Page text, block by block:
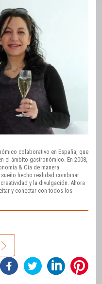
colaborativo en España, que
el ámbito gastronómico. En 2008,
& Cía de manera
hecho realidad combinar
y la divulgación. Ahora
y conectar con todos los